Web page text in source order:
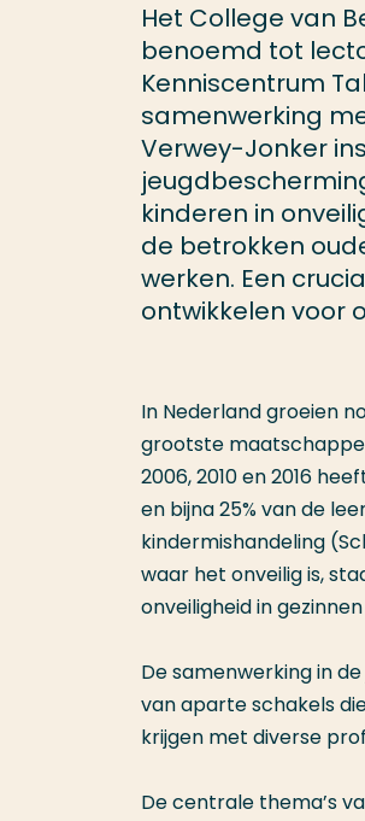
Het College van
benoemd tot
Kenniscentrum
samenwerking
Verwey-Jonker
kinderen in
de betrokken
werken. Een
ontwikkelen voor
In Nederland groeien
grootste
2006, 2010 en 2016
en bijna 25% van de
kindermishandeling
waar het onveilig is,
onveiligheid in
De samenwerking in
van aparte schakels
krijgen met diverse
De centrale thema’s